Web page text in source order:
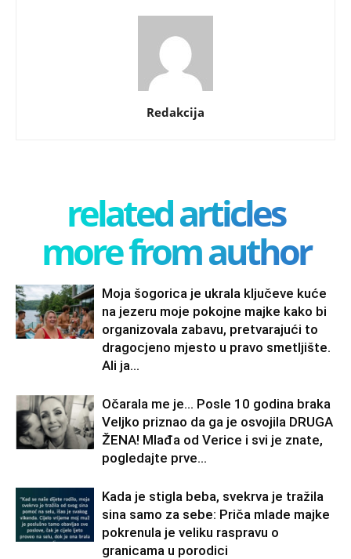
Redakcija
related articles
more from author
Moja šogorica je ukrala ključeve kuće
na jezeru moje pokojne majke kako bi
organizovala zabavu, pretvarajući to
dragocjeno mjesto u pravo smetljište.
Ali ja...
Očarala me je… Posle 10 godina braka
Veljko priznao da ga je osvojila DRUGA
ŽENA! Mlađa od Verice i svi je znate,
pogledajte prve...
Kada je stigla beba, svekrva je tražila
sina samo za sebe: Priča mlade majke
pokrenula je veliku raspravu o
granicama u porodici